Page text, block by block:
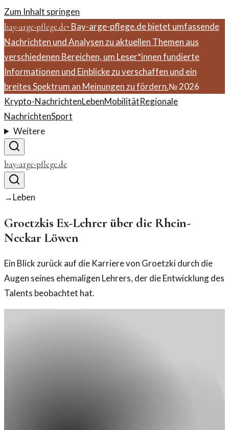
Zum Inhalt springen
bay-arge-pflege.de· Bay-arge-pflege.de bietet umfassende
Nachrichten und Analysen zu aktuellen Themen aus
verschiedenen Bereichen, um Leser*innen fundierte
Informationen und Einblicke zu verschaffen und ein
breites Spektrum an Meinungen zu fördern.№2026
Krypto-NachrichtenLebenMobilitätRegionale
NachrichtenSport
Weitere
bay-arge-pflege.de
→Leben
Groetzkis Ex-Lehrer über die Rhein-
Neckar Löwen
Ein Blick zurück auf die Karriere von Groetzki durch die
Augen seines ehemaligen Lehrers, der die Entwicklung des
Talents beobachtet hat.